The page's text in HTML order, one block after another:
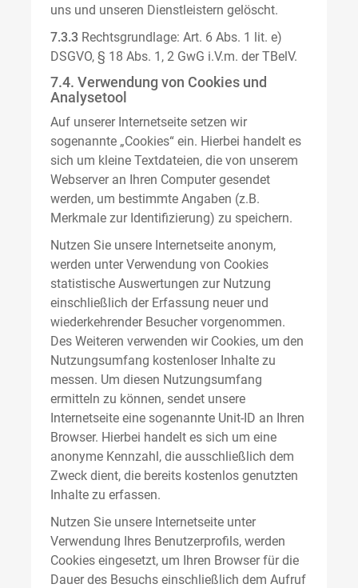
uns und unseren Dienstleistern gelöscht.
7.3.3 Rechtsgrundlage: Art. 6 Abs. 1 lit. e)
DSGVO, § 18 Abs. 1, 2 GwG i.V.m. der TBelV.
7.4. Verwendung von Cookies und
Analysetool
Auf unserer Internetseite setzen wir
sogenannte „Cookies“ ein. Hierbei handelt es
sich um kleine Textdateien, die von unserem
Webserver an Ihren Computer gesendet
werden, um bestimmte Angaben (z.B.
Merkmale zur Identifizierung) zu speichern.
Nutzen Sie unsere Internetseite anonym,
werden unter Verwendung von Cookies
statistische Auswertungen zur Nutzung
einschließlich der Erfassung neuer und
wiederkehrender Besucher vorgenommen.
Des Weiteren verwenden wir Cookies, um den
Nutzungsumfang kostenloser Inhalte zu
messen. Um diesen Nutzungsumfang
ermitteln zu können, sendet unsere
Internetseite eine sogenannte Unit-ID an Ihren
Browser. Hierbei handelt es sich um eine
anonyme Kennzahl, die ausschließlich dem
Zweck dient, die bereits kostenlos genutzten
Inhalte zu erfassen.
Nutzen Sie unsere Internetseite unter
Verwendung Ihres Benutzerprofils, werden
Cookies eingesetzt, um Ihren Browser für die
Dauer des Besuchs einschließlich dem Aufruf